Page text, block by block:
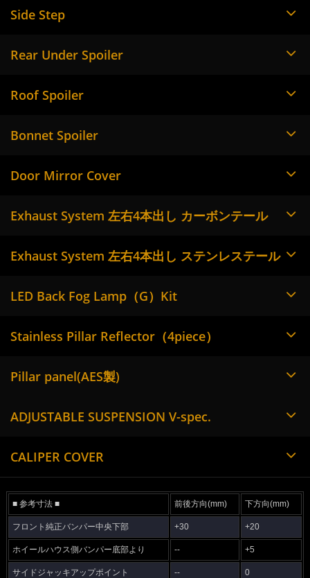
Side Step
Rear Under Spoiler
Roof Spoiler
Bonnet Spoiler
Door Mirror Cover
Exhaust System 左右4本出し カーボンテール
Exhaust System 左右4本出し ステンレステール
LED Back Fog Lamp（G）Kit
Stainless Pillar Reflector（4piece）
Pillar panel(AES製)
ADJUSTABLE SUSPENSION V-spec.
CALIPER COVER
■ 参考寸法 ■ 前後方向(mm) 下方向(mm)
フロント純正バンパー中央下部 +30 +20
ホイールハウス側バンパー底部より -- +5
サイドジャッキアップポイント -- 0